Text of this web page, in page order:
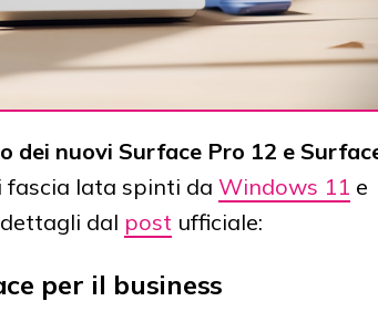
dei nuovi Surface Pro 12 e
fascia lata spinti da Windows 11 e
dettagli dal post ufficiale:
per il business